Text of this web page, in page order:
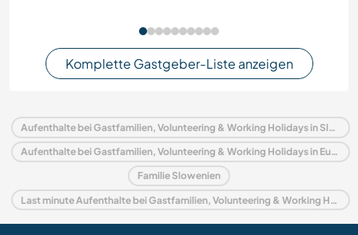
Komplette Gastgeber-Liste anzeigen
Aufenthalte bei Gastfamilien, Volunteering & Working Holidays in Slowenien
Aufenthalte bei Gastfamilien, Volunteering & Working Holidays in Europa
Familie Slowenien
Last minute Aufenthalte bei Gastfamilien, Volunteering & Working Holidays in Slowenien